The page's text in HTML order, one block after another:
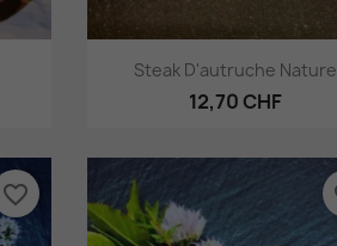
 Aperçu rapide
Steak D'autruche Nature
12,70 CHF
favorite_border